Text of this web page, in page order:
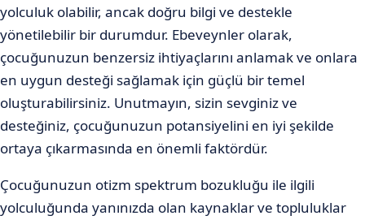
yolculuk olabilir, ancak doğru bilgi ve destekle
yönetilebilir bir durumdur. Ebeveynler olarak,
çocuğunuzun benzersiz ihtiyaçlarını anlamak ve onlara
en uygun desteği sağlamak için güçlü bir temel
oluşturabilirsiniz. Unutmayın, sizin sevginiz ve
desteğiniz, çocuğunuzun potansiyelini en iyi şekilde
ortaya çıkarmasında en önemli faktördür.
Çocuğunuzun otizm spektrum bozukluğu ile ilgili
yolculuğunda yanınızda olan kaynaklar ve topluluklar